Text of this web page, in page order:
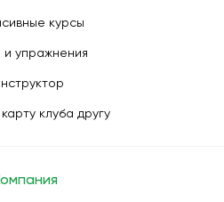
курсы
упражнения
клуба другу